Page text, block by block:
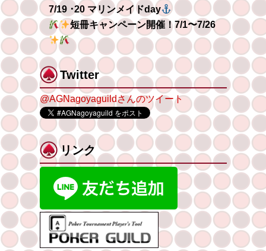
7/19 ･20 マリンメイドday
短冊キャンペーン開​​催！7/1〜7/26
Twitter
@AGNagoyaguildさんのツイート
リンク